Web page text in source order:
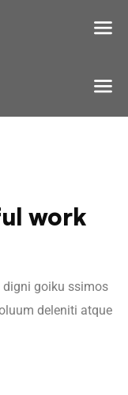
work
digni goiku ssimos
deleniti atque